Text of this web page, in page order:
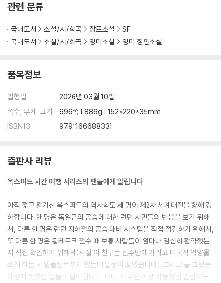
관련 분류
국내도서 소설/시/희곡 장르소설
SF
국내도서
소설/시/희곡 영미소설 영미 장편소설
품목정보
발행일
2026년 03월 10일
쪽수, 무게, 크기
696쪽 | 886g | 152*220*35mm
ISBN13
9791166688331
출판사 리뷰
옥스퍼드 시간 여행 시리즈의 팬들에게 알립니다
아직 젊고 활기찬 옥스퍼드의 역사학도 세 명이 제2차 세계대전을 향해 강
하합니다. 한 명은 독일군의 공습에 대한 런던 시민들의 반응을 보기 위해
서, 다른 한 명은 런던 지하철의 공습 대비 시스템을 직접 점검하기 위해서,
또 다른 한 명은 됭케르크 철수 때 보통 사람들이 얼마나 열심히 활약했는
지 직접 확인하기 위해서(사실 이 친구는 진주만에 가려고 미국식 억양을
쓰게 하는 뇌 임플란트까지 했는데 일정이 꼬였습니다). 그리고 늘 그랬듯
예상치 못했던 일들이 벌어집니다. 아니, 어쩌면 예상 가능했던 일인지도